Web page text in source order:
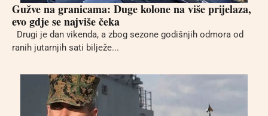
Gužve na granicama: Duge kolone na više prijelaza,
evo gdje se najviše čeka
Drugi je dan vikenda, a zbog sezone godišnjih odmora od
ranih jutarnjih sati bilježe...